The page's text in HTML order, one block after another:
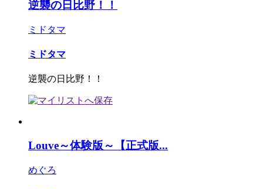
逆襲の日比野！！
ミドタマ
ミドタマ
逆襲の日比野！！
Louve～体験版～【正式版...
めぐろ